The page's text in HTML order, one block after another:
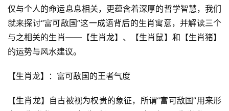
仅与个人的命运息息相关，更蕴含着深厚的哲学智慧，我们
就来探讨“富可敌国”这一成语背后的生肖寓意，并解读三个
与之相关的生肖——【生肖龙】、【生肖鼠】和【生肖猪】
的运势与风水建议。
【生肖龙】：富可敌国的王者气度
【生肖龙】自古被视为权贵的象征，所谓“富可敌国”用来形